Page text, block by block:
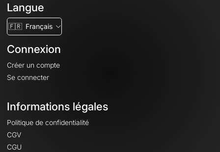
Langue
🇫🇷 Français
Connexion
Créer un compte
Se connecter
Informations légales
Politique de confidentialité
CGV
CGU